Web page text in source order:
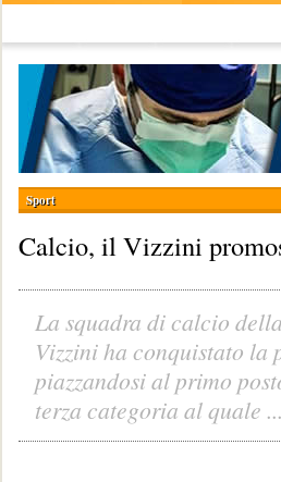
Sport
Calcio, il Vizzini
La squadra di calcio
Vizzini ha conquistato la
piazzandosi al primo
terza categoria al quale ...